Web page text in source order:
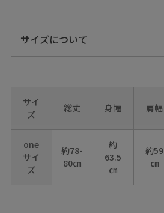
サイズについて
サイ
ズ
総丈 身幅 肩幅
one
サイ
ズ
約78-
80㎝
約
63.5
㎝
約59
㎝